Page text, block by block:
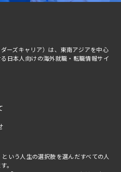
ーズキャリア）は、東南アジアを中心
日本人向けの海外就職・転職情報サイ
いう人生の選択肢を選んだすべての人
。